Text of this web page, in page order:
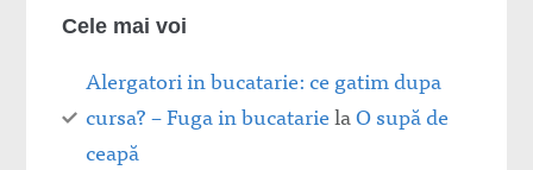
Cele mai voi
Alergatori in bucatarie: ce gatim dupa
cursa? – Fuga in bucatarielaO supă de
ceapă